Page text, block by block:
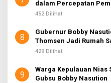
dalam Percepatan
452 Dilihat
8
Gubernur Bobby
Thomsen Jadi Rumah
429 Dilihat
9
Warga Kepulauan Nias
Gubsu Bobby Nasution